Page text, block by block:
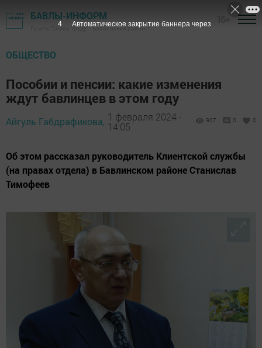
БАВЛЫ-ИНФОРМ
Газета "Слава труду" - Бавлинский район
ОБЩЕСТВО
Пособии и пенсии: какие изменения
ждут бавлинцев в этом году
Айгуль Габдрафикова, 1 февраля 2024 -
14:05
907 0 0
Об этом рассказал руководитель Клиентской службы
(на правах отдела) в Бавлинском районе Станислав
Тимофеев
3 Автоматическое закрытие баннера через